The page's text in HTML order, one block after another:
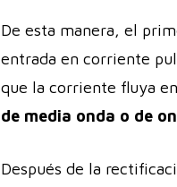
De esta manera, el
entrada en corriente
que la corriente fluya
de media onda o de
Después de la